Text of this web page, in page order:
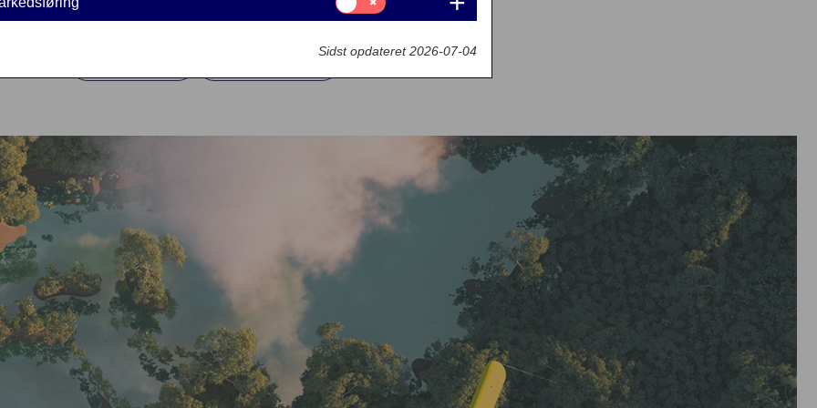
til:
Markedsføring
Sidst opdateret 2026-07-04